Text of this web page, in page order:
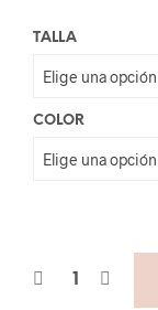
TALLA
COLOR